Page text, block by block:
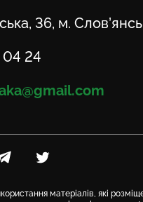
36, м.
04 24
Instagramна Telegram
Посилання на Twitter
матеріалів, які